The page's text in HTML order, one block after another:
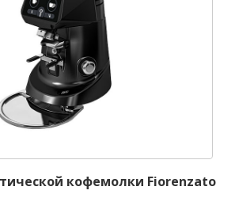
кофемолки Fiorenzato